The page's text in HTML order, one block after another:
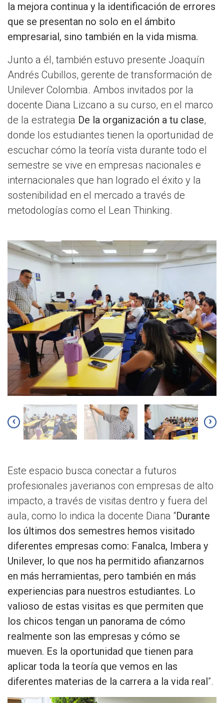
la mejora continua y la identificación de errores
que se presentan no solo en el ámbito
empresarial, sino también en la vida misma.
Junto a él, también estuvo presente Joaquín
Andrés Cubillos, gerente de transformación de
Unilever Colombia. Ambos invitados por la
docente Diana Lizcano a su curso, en el marco
de la estrategia De la organización a tu clase,
donde los estudiantes tienen la oportunidad de
escuchar cómo la teoría vista durante todo el
semestre se vive en empresas nacionales e
internacionales que han logrado el éxito y la
sostenibilidad en el mercado a través de
metodologías como el Lean Thinking.
‹ ›
Este espacio busca conectar a futuros
profesionales javerianos con empresas de alto
impacto, a través de visitas dentro y fuera del
aula, como lo indica la docente Diana “Durante
los últimos dos semestres hemos visitado
diferentes empresas como: Fanalca, Imbera y
Unilever, lo que nos ha permitido afianzarnos
en más herramientas, pero también en más
experiencias para nuestros estudiantes. Lo
valioso de estas visitas es que permiten que
los chicos tengan un panorama de cómo
realmente son las empresas y cómo se
mueven. Es la oportunidad que tienen para
aplicar toda la teoría que vemos en las
diferentes materias de la carrera a la vida real”.